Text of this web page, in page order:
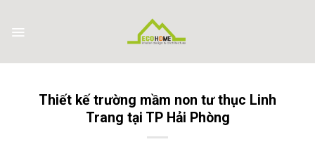
content
Thiết kế trường mầm non tư thục Linh
Trang tại TP Hải Phòng